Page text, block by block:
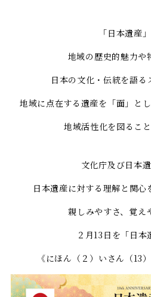
「日本遺産
地域の歴史的魅力や
日本の文化・伝統を語る
地域に点在する遺産を「面」と
地域活性化を図ること
文化庁及び日本
日本遺産に対する理解と関心
親しみやすさ、覚え
２月13日を「日本
《にほん（２）いさん（13